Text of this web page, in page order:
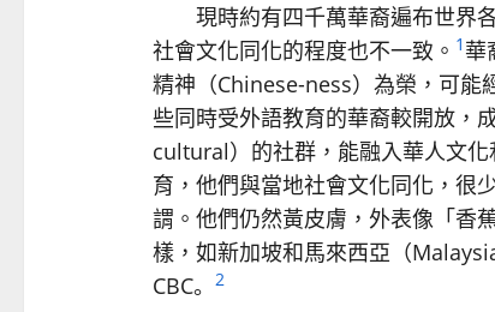
現時約有四千萬華裔遍布世界各
社會文化同化的程度也不一致。 1 華
精神（Chinese-ness）為榮，可能
些同時受外語教育的華裔較開放
cultural）的社群，能融入華人文
育，他們與當地社會文化同化，很
謂。他們仍然黃皮膚，外表像「香
樣，如新加坡和馬來西亞（
CBC。
2